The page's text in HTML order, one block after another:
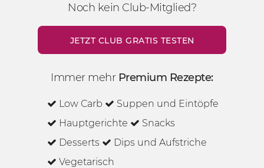
Noch kein Club-Mitglied?
JETZT CLUB GRATIS TESTEN
Immer mehr Premium Rezepte:
Low Carb
Suppen und Eintöpfe
Hauptgerichte
Snacks
Desserts
Dips und Aufstriche
Vegetarisch